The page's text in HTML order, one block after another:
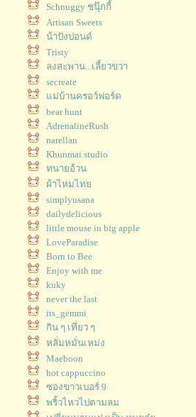
Schnuggy ชนุ๊กกี้
Artisan Sweets
น้าปังปอนด์
Tristy
ลงสะพาน...เลี้ยวขวา
secreate
แม่บ้านครอว์ฟอร์ด
bear hunt
AdrenalineRush
narellan
Khunmai studio
ทนายอ้วน
ผ้าไหมไทย
simplyusana
dailydelicious
little mouse in big apple
LoveParadise
Born to Bee
Enjoy with me
kuky
never the last
its_gemmi
กิน ๆ เที่ยว ๆ
หลั่มหมั่นเหม่ง
Maeboon
hot cappuccino
ซองขาวเบอร์ 9
พริ้วไหวไปตามลม